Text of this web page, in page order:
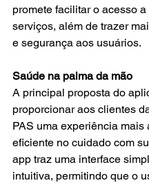
promete facilitar o acesso
serviços, além de trazer
e segurança aos usuários.
Saúde na palma da mão
A principal proposta do
proporcionar aos clientes
PAS uma experiência mais
eficiente no cuidado com
app traz uma interface
intuitiva, permitindo que o